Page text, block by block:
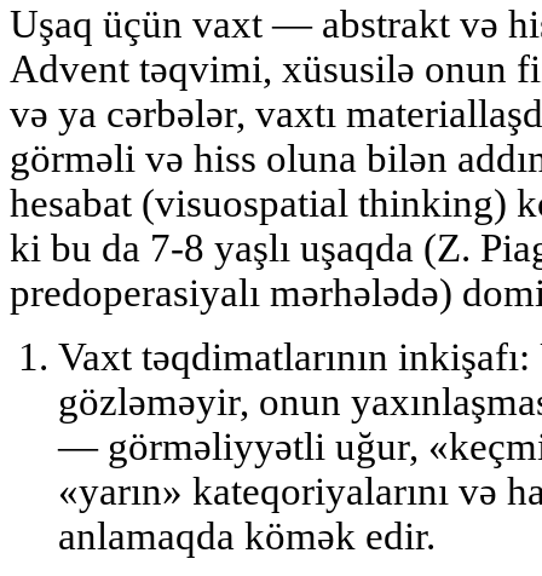
Uşaq üçün vaxt — abstrakt və
Advent təqvimi, xüsusilə onun
və ya cərbələr, vaxtı
görməli və hiss oluna bilən
hesabat (visuospatial thinking)
ki bu da 7-8 yaşlı uşaqda (Z.
predoperasiyalı mərhələdə)
Vaxt təqdimatlarının inkişafı:
gözləməyir, onun
— görməliyyətli uğur,
«yarın» kateqoriyalarını və
anlamaqda kömək edir.